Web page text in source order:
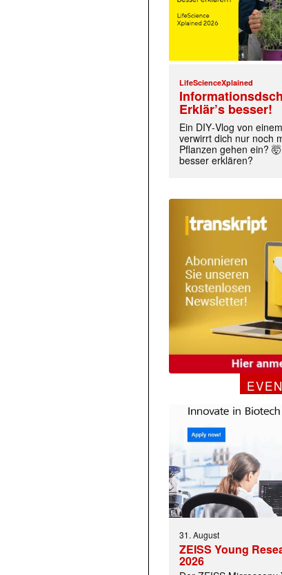
Newsletter jede Woche aktuell
LifeScienceXplained
Erklär’s besser!
Ein DIY‑Vlog von
verwirrt dich nur noch
Pflanzen gehen ein?
besser erklären?
31. August
ZEISS Young
2026